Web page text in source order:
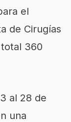
el
de Cirugías
360
al 28 de
una